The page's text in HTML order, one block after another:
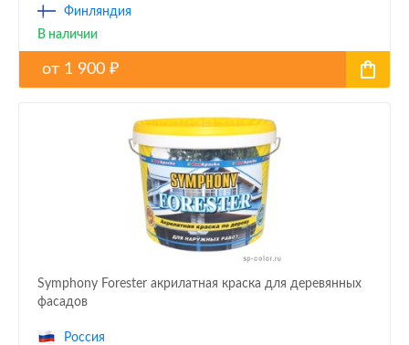
Финляндия
В наличии
от 1 900 ₽
Symphony Forester акрилатная краска для деревянных
фасадов
Россия